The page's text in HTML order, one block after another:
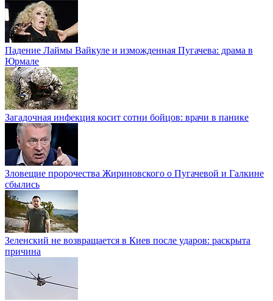
Падение Лаймы Вайкуле и изможденная Пугачева: драма в
Юрмале
Загадочная инфекция косит сотни бойцов: врачи в панике
Зловещие пророчества Жириновского о Пугачевой и Галкине
сбылись
Зеленский не возвращается в Киев после ударов: раскрыта
причина